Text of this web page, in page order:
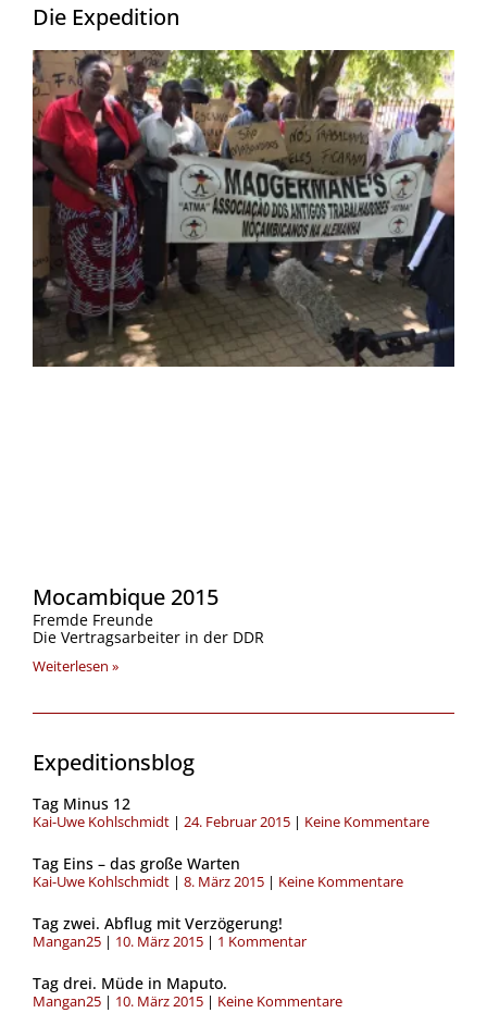
Die Expedition
Mocambique 2015
Fremde Freunde
Die Vertragsarbeiter in der DDR
Weiterlesen »
Expeditionsblog
Tag Minus 12
Kai-Uwe Kohlschmidt 24. Februar 2015 Keine Kommentare
Tag Eins – das große Warten
Kai-Uwe Kohlschmidt 8. März 2015 Keine Kommentare
Tag zwei. Abflug mit Verzögerung!
Mangan25 10. März 2015 1 Kommentar
Tag drei. Müde in Maputo.
Mangan25 10. März 2015 Keine Kommentare